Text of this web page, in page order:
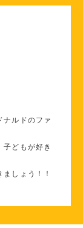
ナルドのファ
子どもが好き
しょう！！